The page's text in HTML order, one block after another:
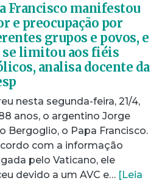
Francisco manifestou
e preocupação por
grupos e povos, e
se limitou aos fiéis
analisa docente da
nesta segunda-feira, 21/4,
anos, o argentino Jorge
Bergoglio, o Papa Francisco.
com a informação
pelo Vaticano, ele
devido a um AVC e… [Leia